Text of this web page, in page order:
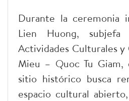
Durante la ceremonia
Lien Huong,
Actividades Culturales y
Mieu – Quoc Tu Giam,
sitio histórico busca
espacio cultural